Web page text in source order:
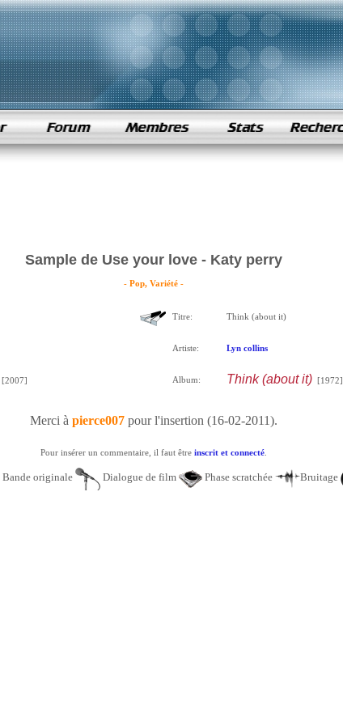
Sample de Use your love - Katy perry
- Pop, Variété -
[2007]
Titre: Think (about it)
Artiste: Lyn collins
Album: Think (about it)[1972]
Merci à pierce007pour l'insertion (16-02-2011).
Pour insérer un commentaire, il faut être inscrit et connecté.
Bande originale Dialogue de film Phase scratchée Bruitage